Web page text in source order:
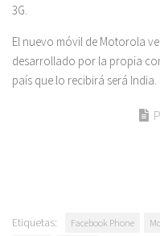
3G.
El nuevo móvil de Motorola
desarrollado por la propia
país que lo recibirá será India.
Etiquetas: Facebook Phone